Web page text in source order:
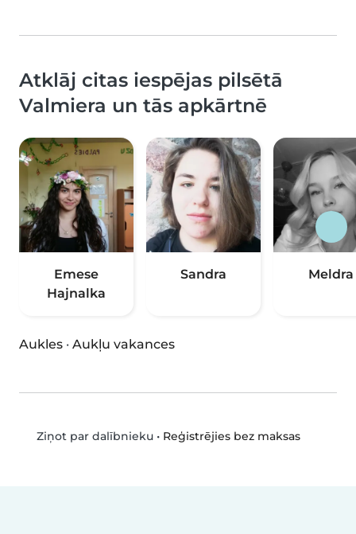
Atklāj citas iespējas pilsētā
Valmiera un tās apkārtnē
Emese
Hajnalka
Sandra Meldra
Aukles · Aukļu vakances
Ziņot par dalībnieku• Reģistrējies bez maksas